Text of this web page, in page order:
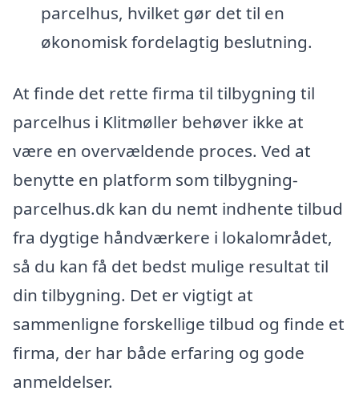
parcelhus, hvilket gør det til en
økonomisk fordelagtig beslutning.
At finde det rette firma til tilbygning til
parcelhus i Klitmøller behøver ikke at
være en overvældende proces. Ved at
benytte en platform som tilbygning-
parcelhus.dk kan du nemt indhente tilbud
fra dygtige håndværkere i lokalområdet,
så du kan få det bedst mulige resultat til
din tilbygning. Det er vigtigt at
sammenligne forskellige tilbud og finde et
firma, der har både erfaring og gode
anmeldelser.